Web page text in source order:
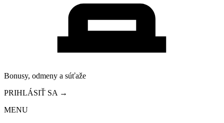
Bonusy, odmeny a súťaže
PRIHLÁSIŤ SA →
MENU